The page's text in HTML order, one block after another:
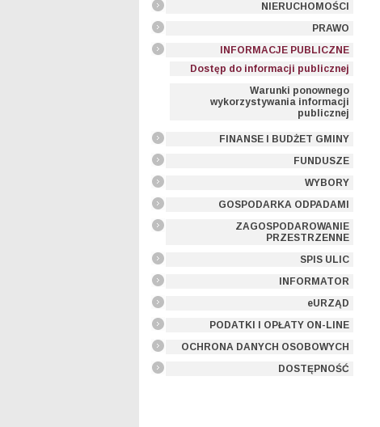
NIERUCHOMOŚCI
PRAWO
INFORMACJE PUBLICZNE
Dostęp do informacji publicznej
Warunki ponownego
wykorzystywania informacji
publicznej
FINANSE I BUDŻET GMINY
FUNDUSZE
WYBORY
GOSPODARKA ODPADAMI
ZAGOSPODAROWANIE
PRZESTRZENNE
SPIS ULIC
INFORMATOR
eURZĄD
PODATKI I OPŁATY ON-LINE
OCHRONA DANYCH OSOBOWYCH
DOSTĘPNOŚĆ